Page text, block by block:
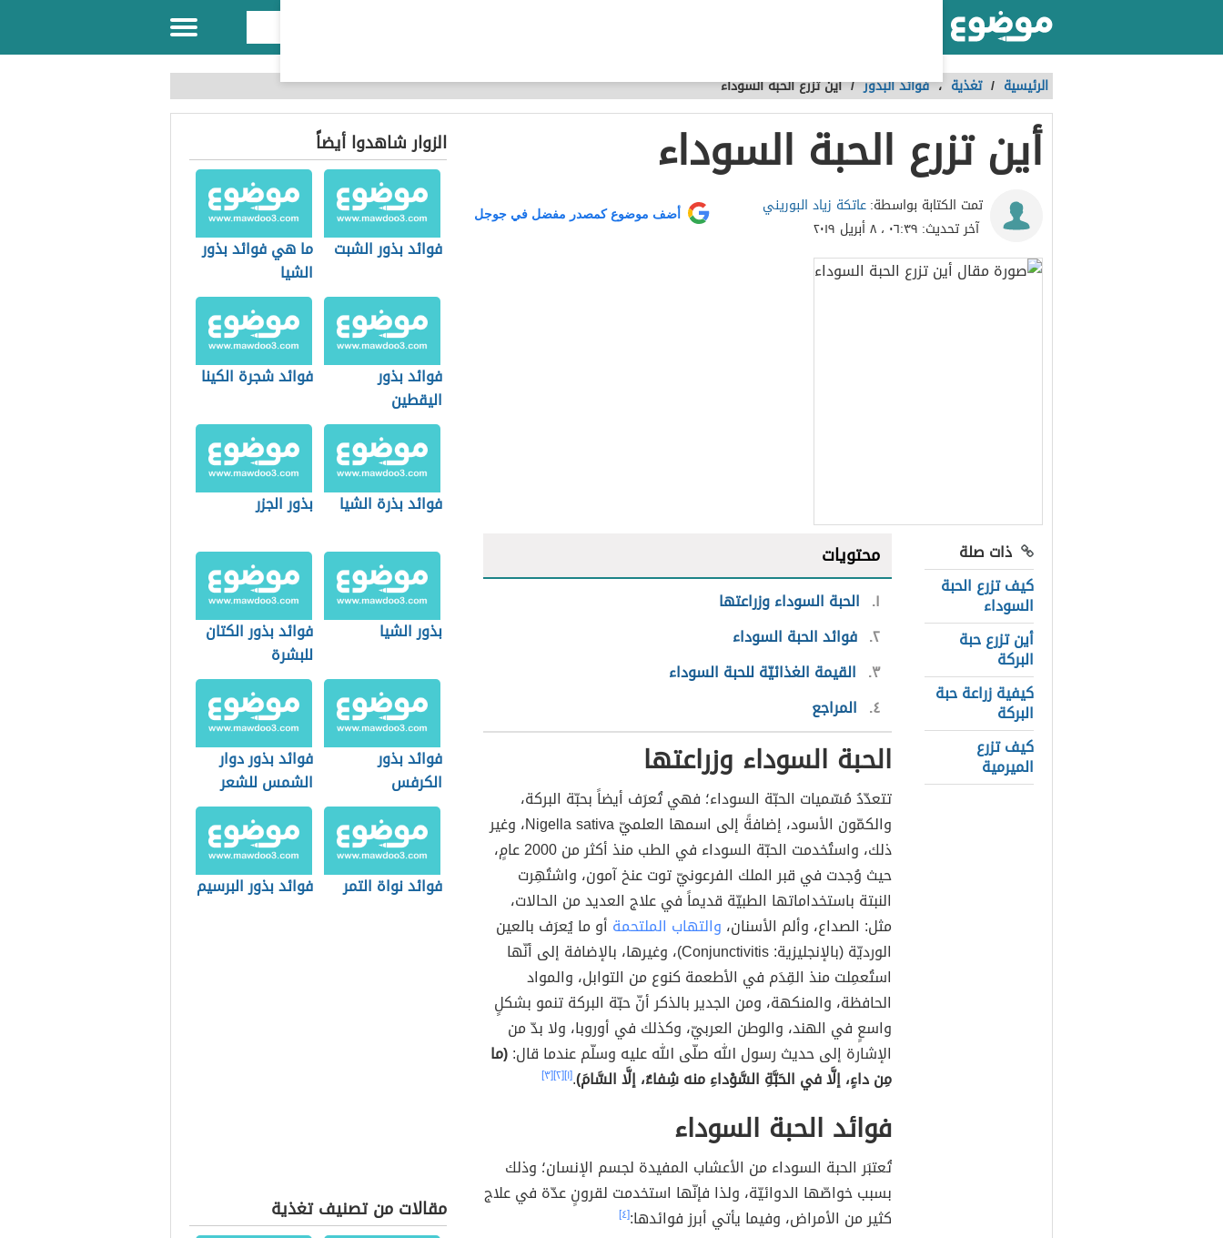
الرئيسية / تغذية ،فوائد البذور /أين تزرع الحبة السوداء
أين تزرع الحبة السوداء
تمت الكتابة بواسطة:عاتكة زياد البوريني
آخر تحديث: ٠٦:٣٩ ، ٨ أبريل ٢٠١٩
أضف موضوع كمصدر مفضل في جوجل
ذات صلة
كيف تزرع الحبة
السوداء
أين تزرع حبة
البركة
كيفية زراعة حبة
البركة
كيف تزرع
الميرمية
محتويات
١ الحبة السوداء وزراعتها
٢ فوائد الحبة السوداء
٣ القيمة الغذائيّة للحبة السوداء
٤ المراجع
الحبة السوداء وزراعتها
تتعدّدُ مُسّميات الحبّة السوداء؛ فهي تُعرَف أيضاً بحبّة البركة،
والكمّون الأسود، إضافةً إلى اسمها العلميّ Nigella sativa، وغير
ذلك، واستُخدمت الحبّة السوداء في الطب منذ أكثر من 2000 عامٍ،
حيث وُجدت في قبر الملك الفرعونيّ توت عنخ آمون، واشتُهِرت
النبتة باستخداماتها الطبيّة قديماً في علاج العديد من الحالات،
مثل: الصداع، وألم الأسنان، والتهاب الملتحمة أو ما يُعرَف بالعين
الورديّة (بالإنجليزية: Conjunctivitis)، وغيرها، بالإضافة إلى أنّها
استُعمِلت منذ القِدَم في الأطعمة كنوع من التوابل، والمواد
الحافظة، والمنكهة، ومن الجدير بالذكر أنّ حبّة البركة تنمو بشكلٍ
واسعٍ في الهند، والوطن العربيّ، وكذلك في أوروبا، ولا بدّ من
الإشارة إلى حديث رسول الله صلّى الله عليه وسلّم عندما قال:(ما
مِن داءٍ، إلَّا في الحَبَّةِ السَّوْداءِ منه شِفاءٌ، إلَّا السَّامَ).[١] [٢] [٣]
فوائد الحبة السوداء
تُعتبَر الحبة السوداء من الأعشاب المفيدة لجسم الإنسان؛ وذلك
بسبب خواصّها الدوائيّة، ولذا فإنّها استخدمت لقرونٍ عدّة في علاج
كثير من الأمراض، وفيما يأتي أبرز فوائدها:[٤]
الزوار شاهدوا أيضاً
فوائد بذور الشبت
ما هي فوائد بذور
الشيا
فوائد بذور
اليقطين
فوائد شجرة الكينا
فوائد بذرة الشيا بذور الجزر
بذور الشيا
فوائد بذور الكتان
للبشرة
فوائد بذور
الكرفس
فوائد بذور دوار
الشمس للشعر
فوائد نواة التمر فوائد بذور البرسيم
مقالات من تصنيف تغذية